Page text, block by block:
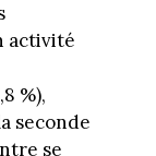
activité
%),
seconde
se